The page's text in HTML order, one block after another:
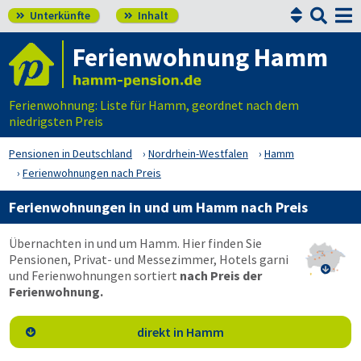
 Unterkünfte  Inhalt 

Ferienwohnung Hamm
Ferienwohnung: Liste für Hamm, geordnet nach dem
niedrigsten Preis
Pensionen in Deutschland Nordrhein-Westfalen
Hamm
Ferienwohnungen nach Preis
Ferienwohnungen in und um Hamm nach Preis

Übernachten in und um Hamm. Hier finden Sie
Pensionen, Privat- und Messezimmer, Hotels garni
und Ferienwohnungen sortiert nach Preis der
Ferienwohnung.
 direkt in Hamm